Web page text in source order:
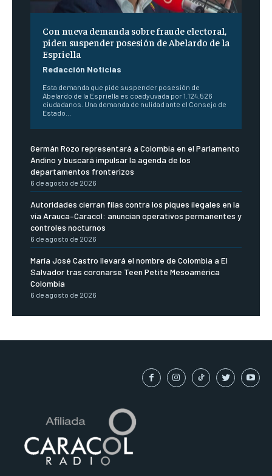
Con nueva demanda sobre fraude electoral,
piden suspender posesión de Abelardo de la
Espriella
Redacción Noticias
Esta demanda que pide suspender posesión de
Abelardo de la Espriella es coadyuvada por 1.124.526
ciudadanos. Una demanda de nulidad ante el Consejo de
Estado...
Germán Rozo representará a Colombia en el Parlamento
Andino y buscará impulsar la agenda de los
departamentos fronterizos
6 de agosto de 2026
Autoridades cierran filas contra los piques ilegales en la
vía Arauca–Caracol: anuncian operativos permanentes y
controles nocturnos
6 de agosto de 2026
María José Castro llevará el nombre de Colombia a El
Salvador tras coronarse Teen Petite Mesoamérica
Colombia
6 de agosto de 2026